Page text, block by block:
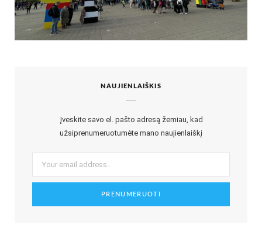
NAUJIENLAIŠKIS
Įveskite savo el. pašto adresą žemiau, kad
užsiprenumeruotumėte mano naujienlaiškį